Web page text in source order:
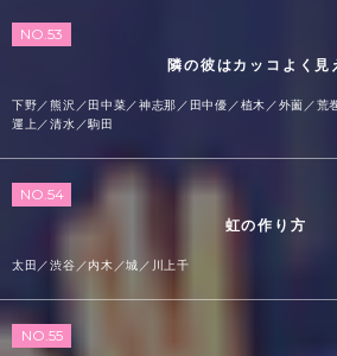
NO.53
隣の彼はカッコよく見
下野／熊沢／田中菜／神志那／田中優／植木／外薗／荒
運上／清水／駒田
NO.54
虹の作り方
太田／渋谷／内木／城／川上千
NO.55